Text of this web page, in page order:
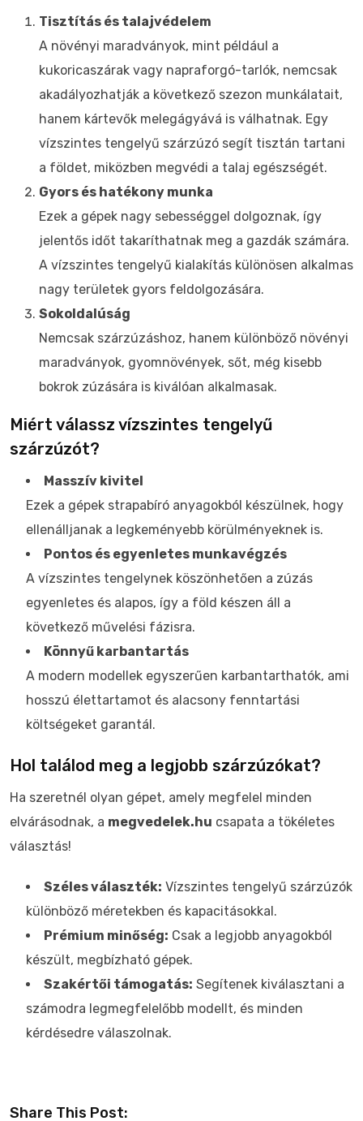
Tisztítás és talajvédelem
A növényi maradványok, mint például a
kukoricaszárak vagy napraforgó-tarlók, nemcsak
akadályozhatják a következő szezon munkálatait,
hanem kártevők melegágyává is válhatnak. Egy
vízszintes tengelyű szárzúzó segít tisztán tartani
a földet, miközben megvédi a talaj egészségét.
Gyors és hatékony munka
Ezek a gépek nagy sebességgel dolgoznak, így
jelentős időt takaríthatnak meg a gazdák számára.
A vízszintes tengelyű kialakítás különösen alkalmas
nagy területek gyors feldolgozására.
Sokoldalúság
Nemcsak szárzúzáshoz, hanem különböző növényi
maradványok, gyomnövények, sőt, még kisebb
bokrok zúzására is kiválóan alkalmasak.
Miért válassz vízszintes tengelyű
szárzúzót?
Masszív kivitel
Ezek a gépek strapabíró anyagokból készülnek, hogy
ellenálljanak a legkeményebb körülményeknek is.
Pontos és egyenletes munkavégzés
A vízszintes tengelynek köszönhetően a zúzás
egyenletes és alapos, így a föld készen áll a
következő művelési fázisra.
Könnyű karbantartás
A modern modellek egyszerűen karbantarthatók, ami
hosszú élettartamot és alacsony fenntartási
költségeket garantál.
Hol találod meg a legjobb szárzúzókat?
Ha szeretnél olyan gépet, amely megfelel minden
elvárásodnak, a megvedelek.hu csapata a tökéletes
választás!
Széles választék: Vízszintes tengelyű szárzúzók
különböző méretekben és kapacitásokkal.
Prémium minőség: Csak a legjobb anyagokból
készült, megbízható gépek.
Szakértői támogatás: Segítenek kiválasztani a
számodra legmegfelelőbb modellt, és minden
kérdésedre válaszolnak.
Share This Post: